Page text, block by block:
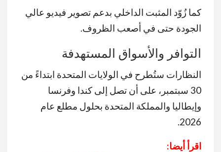
كما زُوّد المثبت الداخلي بدعم تصوير فيديو عالي
الجودة حتى في أصعب الظروف.
التوافر والأسواق المستهدفة
النظارات ستُطرح في الولايات المتحدة ابتداءً من
30 سبتمبر، على أن تصل إلى كندا وفرنسا
وإيطاليا والمملكة المتحدة بحلول مطلع عام
2026.
اقرأ أيضا: